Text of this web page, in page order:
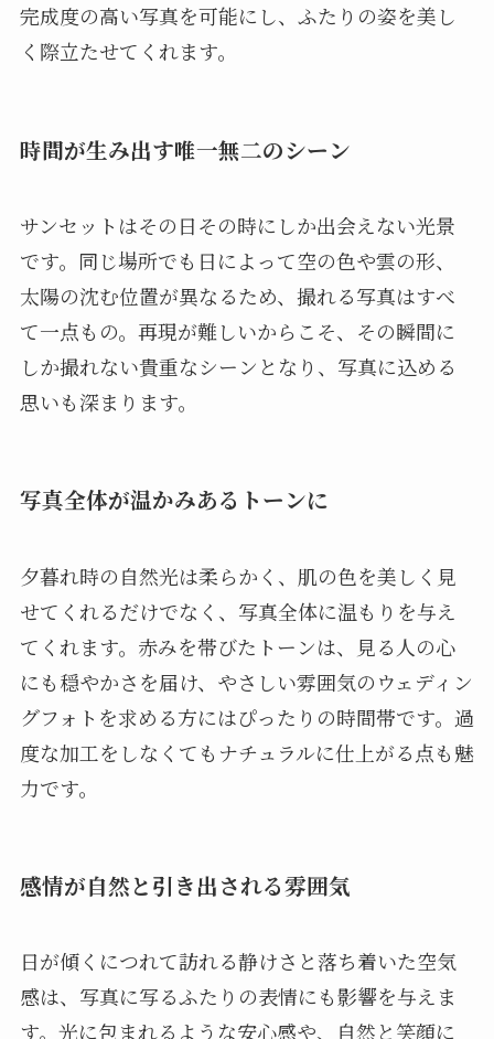
完成度の高い写真を可能にし、ふたりの姿を美し
く際立たせてくれます。
時間が生み出す唯一無二のシーン
サンセットはその日その時にしか出会えない光景
です。同じ場所でも日によって空の色や雲の形、
太陽の沈む位置が異なるため、撮れる写真はすべ
て一点もの。再現が難しいからこそ、その瞬間に
しか撮れない貴重なシーンとなり、写真に込める
思いも深まります。
写真全体が温かみあるトーンに
夕暮れ時の自然光は柔らかく、肌の色を美しく見
せてくれるだけでなく、写真全体に温もりを与え
てくれます。赤みを帯びたトーンは、見る人の心
にも穏やかさを届け、やさしい雰囲気のウェディン
グフォトを求める方にはぴったりの時間帯です。過
度な加工をしなくてもナチュラルに仕上がる点も魅
力です。
感情が自然と引き出される雰囲気
日が傾くにつれて訪れる静けさと落ち着いた空気
感は、写真に写るふたりの表情にも影響を与えま
す。光に包まれるような安心感や、自然と笑顔に